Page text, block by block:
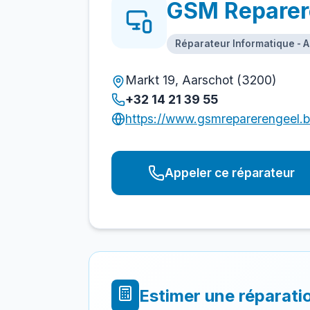
GSM
Réparateur Informatique -
Markt 19, Aarschot (3200)
+32 14 21 39 55
https://
Appeler ce réparateur
Estimer une